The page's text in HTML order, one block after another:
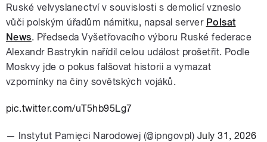
Ruské velvyslanectví v souvislosti s demolicí vzneslo
vůči polským úřadům námitku, napsal server Polsat
News. Předseda Vyšetřovacího výboru Ruské federace
Alexandr Bastrykin nařídil celou událost prošetřit. Podle
Moskvy jde o pokus falšovat historii a vymazat
vzpomínky na činy sovětských vojáků.
pic.twitter.com/uT5hb95Lg7
— Instytut Pamięci Narodowej (@ipngovpl) July 31, 2026